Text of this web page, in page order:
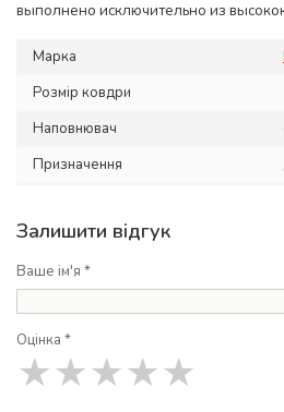
выполнено исключительно из
Марка
Розмір ковдри
Наповнювач
Призначення
Залишити відгук
Ваше ім'я *
Оцінка *
★
★
★
★
★